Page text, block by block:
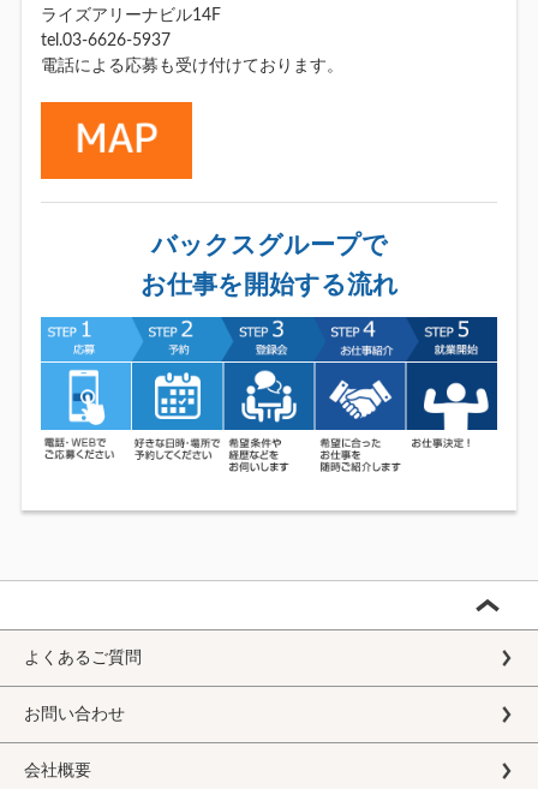
ライズアリーナビル14F
tel.03-6626-5937
電話による応募も受け付けております。
バックスグループで
お仕事を開始する流れ
よくあるご質問
お問い合わせ
会社概要